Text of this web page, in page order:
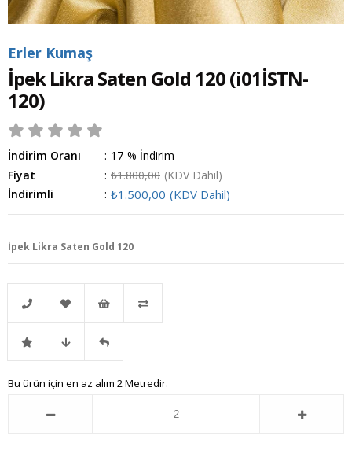
Erler Kumaş
İpek Likra Saten Gold 120(i01İSTN-
120)
İndirim Oranı : %
17
İndirim
Fiyat
: ₺1.800,00 (KDV Dahil)
İndirimli
: ₺1.500,00 (KDV Dahil)
İpek Likra Saten Gold 120
Telefonla
Sipariş
Favorilere
Ekle
İstek
Listeme
İndirimli Fiyat Gelince
Bu ürün için en az alım 2 Metredir.